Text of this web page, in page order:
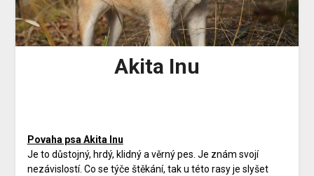
Akita Inu
Povaha psa Akita Inu
Je to důstojný, hrdý, klidný a věrný pes. Je znám svojí
nezávislostí. Co se týče štěkání, tak u této rasy je slyšet